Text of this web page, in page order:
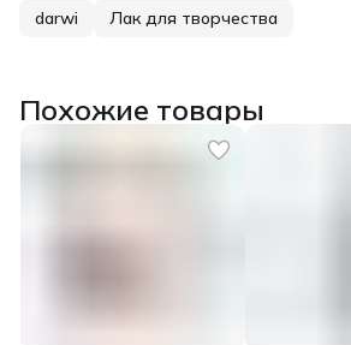
darwi Лак для творчества
Похожие товары